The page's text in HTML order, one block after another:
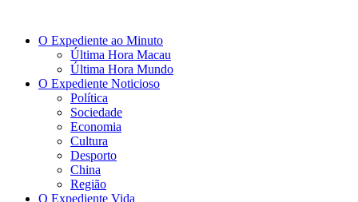
O Expediente ao Minuto
Última Hora Macau
Última Hora Mundo
O Expediente Noticioso
Política
Sociedade
Economia
Cultura
Desporto
China
Região
O Expediente Vida